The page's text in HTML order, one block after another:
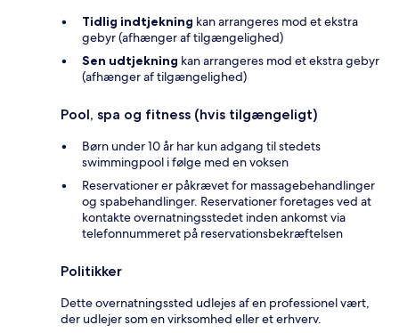
Tidlig indtjekning kan arrangeres mod et ekstra
gebyr (afhænger af tilgængelighed)
Sen udtjekning kan arrangeres mod et ekstra gebyr
(afhænger af tilgængelighed)
Pool, spa og fitness (hvis tilgængeligt)
Børn under 10 år har kun adgang til stedets
swimmingpool i følge med en voksen
Reservationer er påkrævet for massagebehandlinger
og spabehandlinger. Reservationer foretages ved at
kontakte overnatningsstedet inden ankomst via
telefonnummeret på reservationsbekræftelsen
Politikker
Dette overnatningssted udlejes af en professionel vært,
der udlejer som en virksomhed eller et erhverv.